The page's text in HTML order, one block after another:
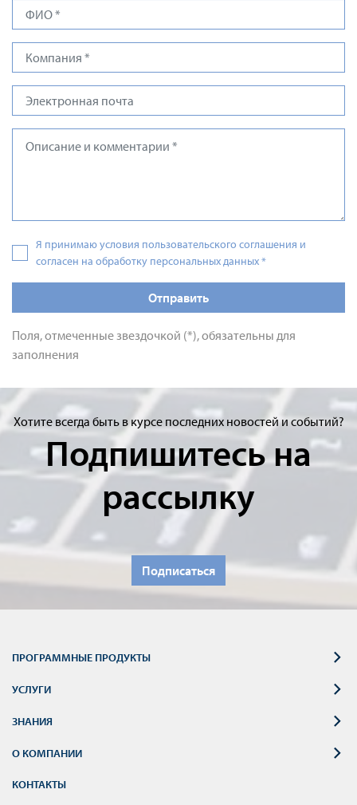
Я принимаю условия пользовательского соглашения и
согласен на обработку персональных данных*
Отправить
Поля, отмеченные звездочкой (*), обязательны для
заполнения
Хотите всегда быть в курсе последних новостей и событий?
Подпишитесь на
рассылку
Подписаться
ПРОГРАММНЫЕ ПРОДУКТЫ
УСЛУГИ
ЗНАНИЯ
О КОМПАНИИ
КОНТАКТЫ